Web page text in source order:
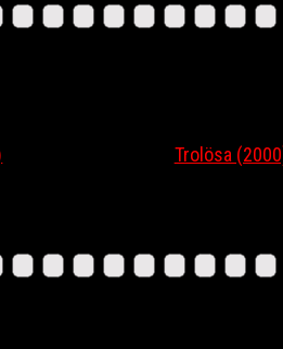
Trolösa (2000)